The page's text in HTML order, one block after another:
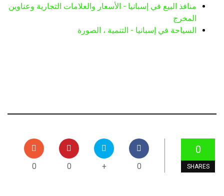
منافذ البيع في إسبانيا - الأسعار والعلامات التجارية وعناوين
المخرج
السياحة في إسبانيا - التنمية ، الصورة
0
SHARES
0
+
0
0